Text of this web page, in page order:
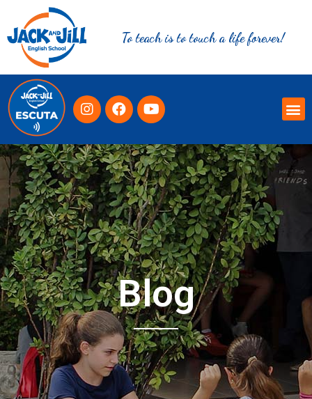
To teach is to touch a life forever!
Blog